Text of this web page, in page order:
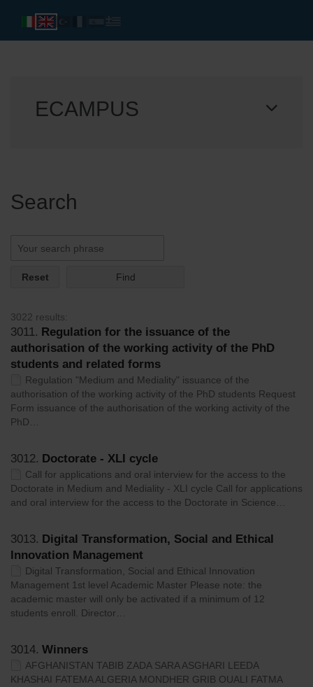
ECAMPUS
Search
Reset
3022 results:
3011. Regulation for the issuance of the
authorisation of the working activity of the PhD
students and related forms
Regulation "Medium and Mediality" issuance of the
authorisation of the working activity of the PhD students Request
Form issuance of the authorisation of the working activity of the
PhD…
3012. Doctorate - XLI cycle
Call for applications and oral interview for the access to the
Doctorate in Medium and Mediality - XLI cycle Call for applications
and oral interview for the access to the Doctorate in Science…
3013. Digital Transformation, Social and Ethical
Innovation Management
Digital Transformation, Social and Ethical Innovation
Management 1st level Academic Master Please note: the
academic master will only be activated if a minimum of 12
students enroll. Director…
3014. Winners
AFGHANISTAN TABIB ZADA SARA ASGHARI LEEDA
KHASHAI FATEMA ALGERIA MONDHER GRIB OUALI FATMA